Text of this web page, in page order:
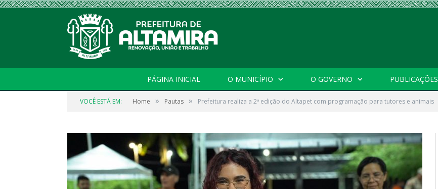
PÁGINA INICIAL O MUNICÍPIO O GOVERNO PUBLICAÇÕES
VOCÊ ESTÁ EM: Home » Pautas » Prefeitura realiza a 2ª edição do Altapet com programação para tutores e animais